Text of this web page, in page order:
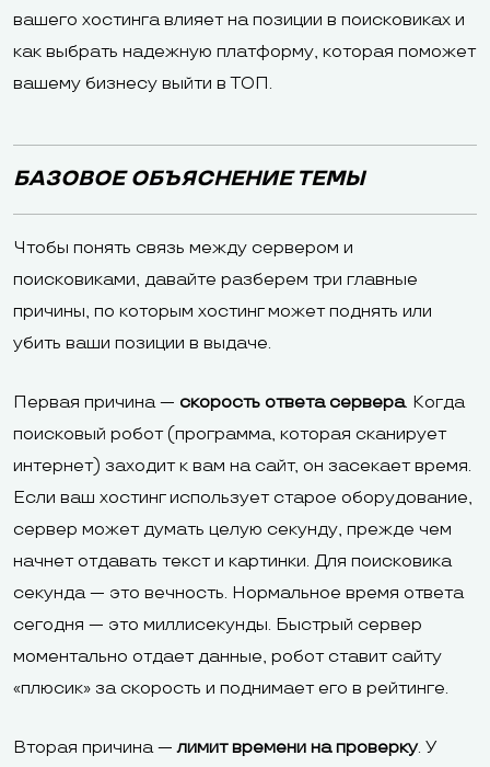
вашего хостинга влияет на позиции в поисковиках и
как выбрать надежную платформу, которая поможет
вашему бизнесу выйти в ТОП.
БАЗОВОЕ ОБЪЯСНЕНИЕ ТЕМЫ
Чтобы понять связь между сервером и
поисковиками, давайте разберем три главные
причины, по которым хостинг может поднять или
убить ваши позиции в выдаче.
Первая причина — скорость ответа сервера. Когда
поисковый робот (программа, которая сканирует
интернет) заходит к вам на сайт, он засекает время.
Если ваш хостинг использует старое оборудование,
сервер может думать целую секунду, прежде чем
начнет отдавать текст и картинки. Для поисковика
секунда — это вечность. Нормальное время ответа
сегодня — это миллисекунды. Быстрый сервер
моментально отдает данные, робот ставит сайту
«плюсик» за скорость и поднимает его в рейтинге.
Вторая причина —лимит времени на проверку. У